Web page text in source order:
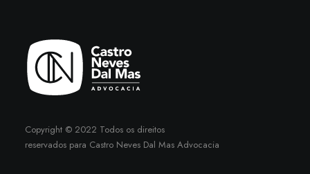
Copyright © 2022 Todos os direitos
reservados para Castro Neves Dal Mas Advocacia